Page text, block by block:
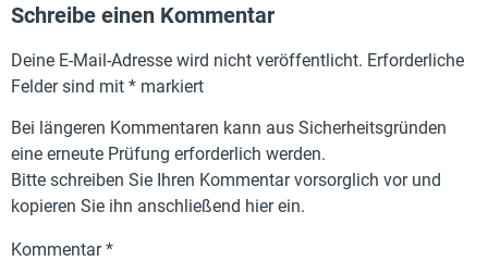
Schreibe einen Kommentar
Deine E-Mail-Adresse wird nicht veröffentlicht. Erforderliche
Felder sind mit * markiert
Bei längeren Kommentaren kann aus Sicherheitsgründen
eine erneute Prüfung erforderlich werden.
Bitte schreiben Sie Ihren Kommentar vorsorglich vor und
kopieren Sie ihn anschließend hier ein.
Kommentar*